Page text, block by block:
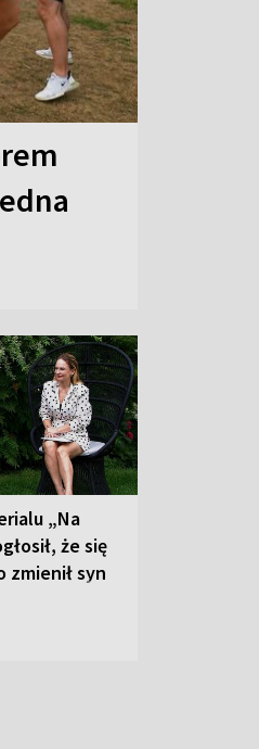
„Na
że się
zmienił syn